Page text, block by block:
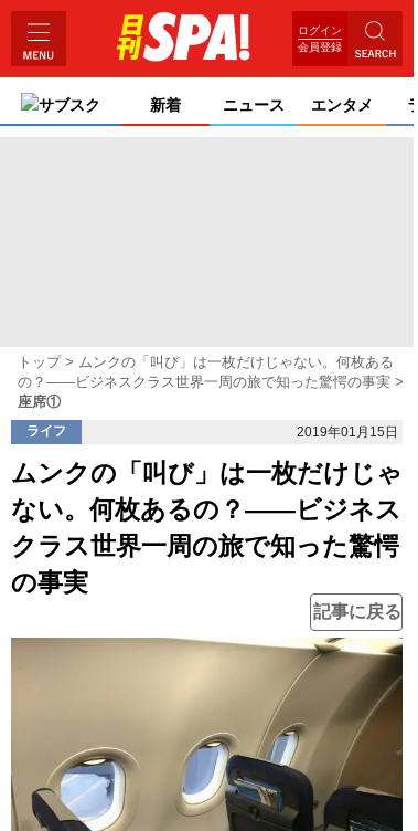
ログイン
会員登録
サブスク 新着 ニュース エンタメ
トップ
ムンクの「叫び」は一枚だけじゃない。何枚ある
の？――ビジネスクラス世界一周の旅で知った驚愕の事実
座席①
ライフ 2019年01月15日
ムンクの「叫び」は一枚だけじゃ
ない。何枚あるの？――ビジネス
クラス世界一周の旅で知った驚愕
の事実
記事に戻る